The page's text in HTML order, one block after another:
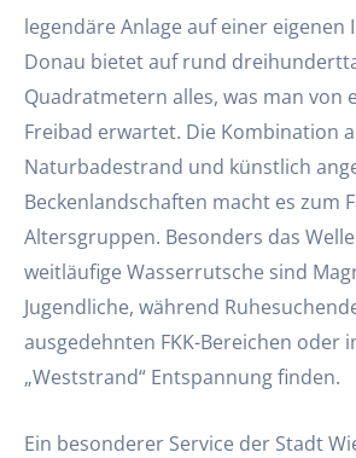
legendäre Anlage auf einer eigenen
Donau bietet auf rund
Quadratmetern alles, was man von
Freibad erwartet. Die Kombination
Naturbadestrand und künstlich
Beckenlandschaften macht es zum
Altersgruppen. Besonders das
weitläufige Wasserrutsche sind
Jugendliche, während
ausgedehnten FKK-Bereichen oder
„Weststrand“ Entspannung finden.
Ein besonderer Service der Stadt